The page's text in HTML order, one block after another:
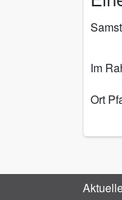
Im
Ort